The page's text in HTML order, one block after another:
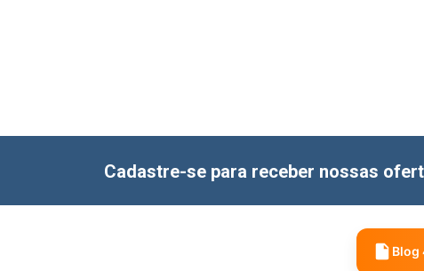
Cadastre-se para receber nossas
Blog